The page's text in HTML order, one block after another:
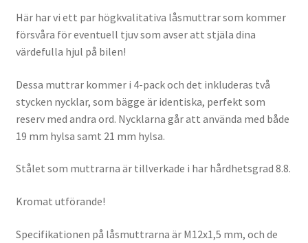
Här har vi ett par högkvalitativa låsmuttrar som kommer
försvåra för eventuell tjuv som avser att stjäla dina
värdefulla hjul på bilen!
Dessa muttrar kommer i 4-pack och det inkluderas två
stycken nycklar, som bägge är identiska, perfekt som
reserv med andra ord. Nycklarna går att använda med både
19 mm hylsa samt 21 mm hylsa.
Stålet som muttrarna är tillverkade i har hårdhetsgrad 8.8.
Kromat utförande!
Specifikationen på låsmuttrarna är M12x1,5 mm, och de